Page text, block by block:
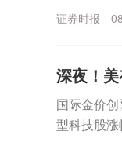
证券时报
深夜！
国际金价
型科技股